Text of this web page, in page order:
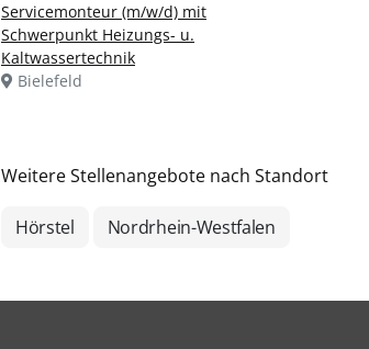
Servicemonteur (m/w/d) mit
Schwerpunkt Heizungs- u.
Kaltwassertechnik
Bielefeld
Weitere Stellenangebote nach Standort
Hörstel Nordrhein-Westfalen